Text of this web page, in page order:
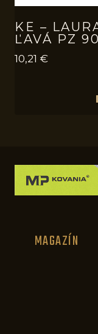
KE –
ĽAVÁ PZ
10,21 €
MAGAZÍN